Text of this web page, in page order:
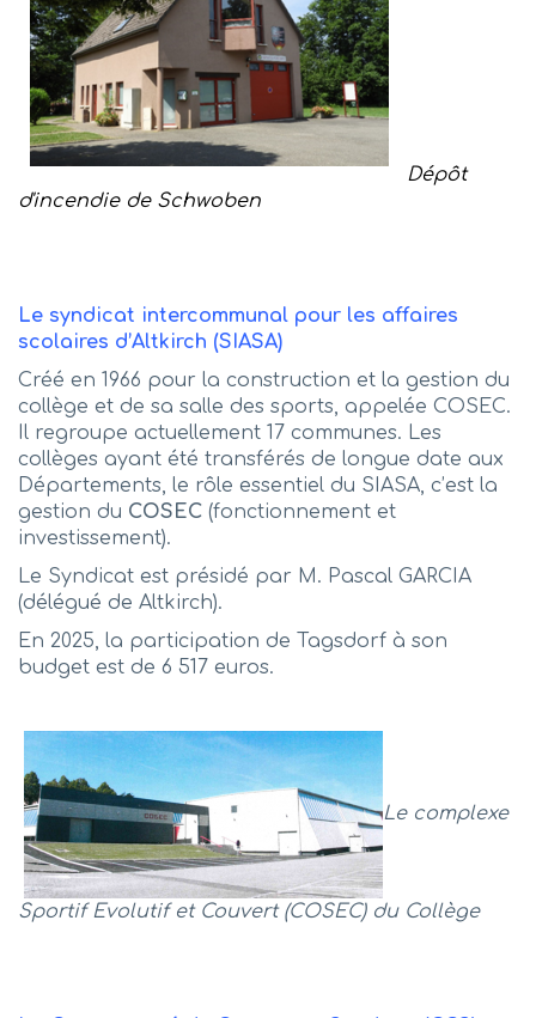
Dépôt
d'incendie de Schwoben
Le syndicat intercommunal pour les affaires
scolaires d’Altkirch (SIASA)
Créé en 1966 pour la construction et la gestion du
collège et de sa salle des sports, appelée COSEC.
Il regroupe actuellement 17 communes. Les
collèges ayant été transférés de longue date aux
Départements, le rôle essentiel du SIASA, c’est la
gestion du COSEC (fonctionnement et
investissement).
Le Syndicat est présidé par M. Pascal GARCIA
(délégué de Altkirch).
En 2025, la participation de Tagsdorf à son
budget est de 6 517 euros.
Le complexe
Sportif Evolutif et Couvert (COSEC) du Collège